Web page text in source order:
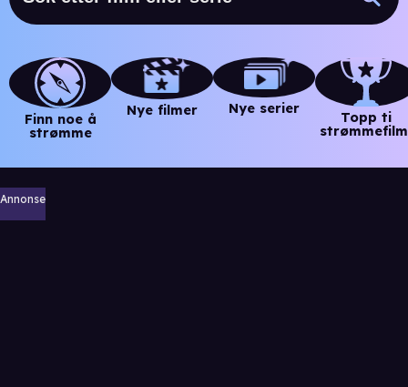
Finn noe å
strømme
Nye filmer Nye serier
Topp ti
Annonse